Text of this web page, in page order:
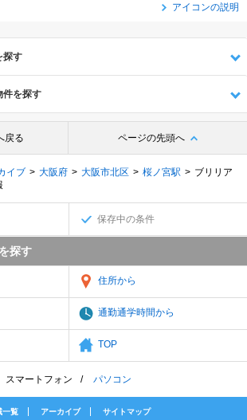
アイコンの説明
探す
件を探す
戻る ページの先頭へ
イブ 大阪府 大阪市北区 桜ノ宮駅
ブリリア
保存中の条件
探す
住所から
通勤通学時間から
TOP
スマートフォン パソコン
一覧 アーカイブ サイトマップ